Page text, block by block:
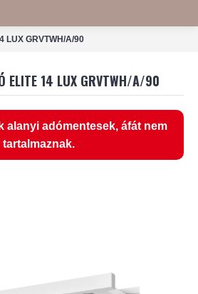
LUX GRVTWH/A/90
ELITE 14 LUX GRVTWH/A/90
alanyi adómentesek, áfát nem
tartalmaznak.